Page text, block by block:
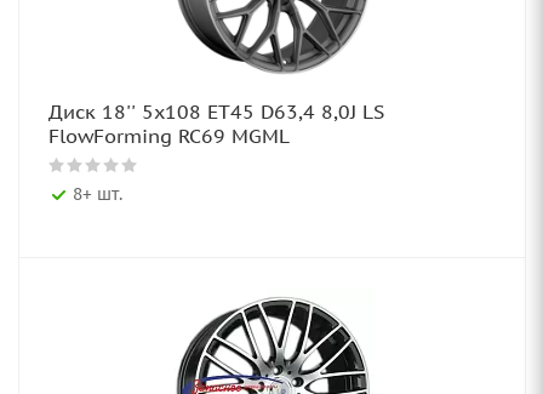
Диск 18'' 5x108 ET45 D63,4 8,0J LS
FlowForming RC69 MGML
8+ шт.